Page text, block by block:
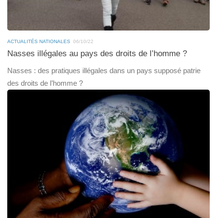
ACTUALITÉS NATIONALES 06/10/22
Nasses illégales au pays des droits de l’homme ?
Nasses : des pratiques illégales dans un pays supposé patrie
des droits de l’homme ?